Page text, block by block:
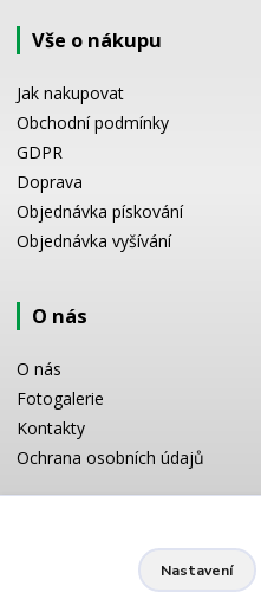
Vše o nákupu
Jak nakupovat
Obchodní podmínky
GDPR
Doprava
Objednávka pískování
Objednávka vyšívání
O nás
O nás
Fotogalerie
Kontakty
Ochrana osobních údajů
Potřebujete poradit s
Nastavení